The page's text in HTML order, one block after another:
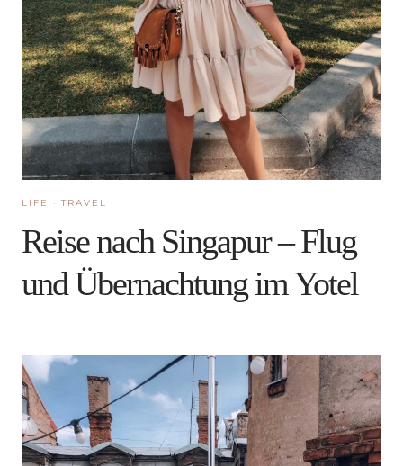
LIFE ·TRAVEL
Reise nach Singapur – Flug
und Übernachtung im Yotel